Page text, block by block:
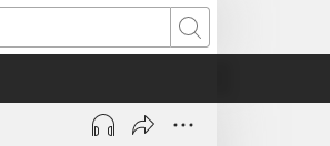
Lêgerîn